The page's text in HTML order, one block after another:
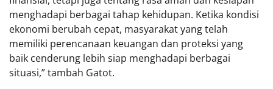
menghadapi berbagai tahap kehidupan. Ketika kondisi
ekonomi berubah cepat, masyarakat yang telah
memiliki perencanaan keuangan dan proteksi yang
baik cenderung lebih siap menghadapi berbagai
situasi,” tambah Gatot.